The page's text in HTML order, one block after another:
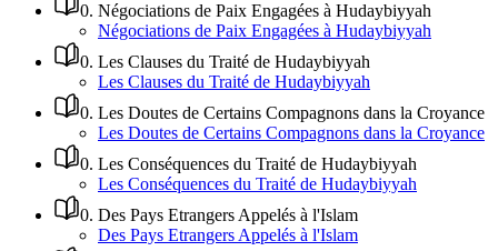
0. Négociations de Paix Engagées à Hudaybiyyah
Négociations de Paix Engagées à Hudaybiyyah
0. Les Clauses du Traité de Hudaybiyyah
Les Clauses du Traité de Hudaybiyyah
0. Les Doutes de Certains Compagnons dans la Croyance
Les Doutes de Certains Compagnons dans la Croyance
0. Les Conséquences du Traité de Hudaybiyyah
Les Conséquences du Traité de Hudaybiyyah
0. Des Pays Etrangers Appelés à l'Islam
Des Pays Etrangers Appelés à l'Islam